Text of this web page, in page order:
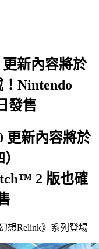
更新內容將於
Nintendo
發售
更新內容將於
2 版也確
想Relink》系列登場